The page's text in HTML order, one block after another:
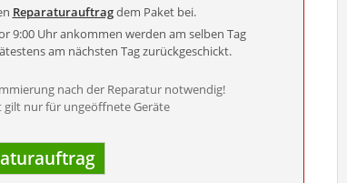
Reparaturauftragdem Paket bei.
9:00 Uhr ankommen werden am selben Tag
am nächsten Tag zurückgeschickt.
nach der Reparatur notwendig!
gilt nur für ungeöffnete Geräte